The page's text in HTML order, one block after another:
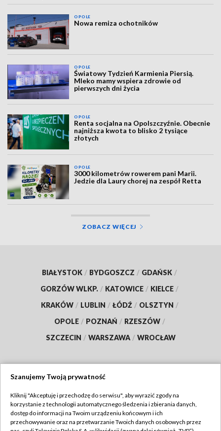
OPOLE
Nowa remiza ochotników
OPOLE
Światowy Tydzień Karmienia Piersią.
Mleko mamy wspiera zdrowie od
pierwszych dni życia
OPOLE
Renta socjalna na Opolszczyźnie. Obecnie
najniższa kwota to blisko 2 tysiące
złotych
OPOLE
3000 kilometrów rowerem pani Marii.
Jedzie dla Laury chorej na zespół Retta
ZOBACZ WIĘCEJ
BIAŁYSTOK / BYDGOSZCZ / GDAŃSK /
GORZÓW WLKP. / KATOWICE / KIELCE /
KRAKÓW / LUBLIN / ŁÓDŹ / OLSZTYN /
OPOLE / POZNAŃ / RZESZÓW /
SZCZECIN / WARSZAWA / WROCŁAW
TVP
Abonament TVP
Regulamin TVP
Szanujemy Twoją prywatność
Kliknij "Akceptuję i przechodzę do serwisu", aby wyrazić zgody na
korzystanie z technologii automatycznego śledzenia i zbierania danych,
dostęp do informacji na Twoim urządzeniu końcowym i ich
przechowywanie oraz na przetwarzanie Twoich danych osobowych przez